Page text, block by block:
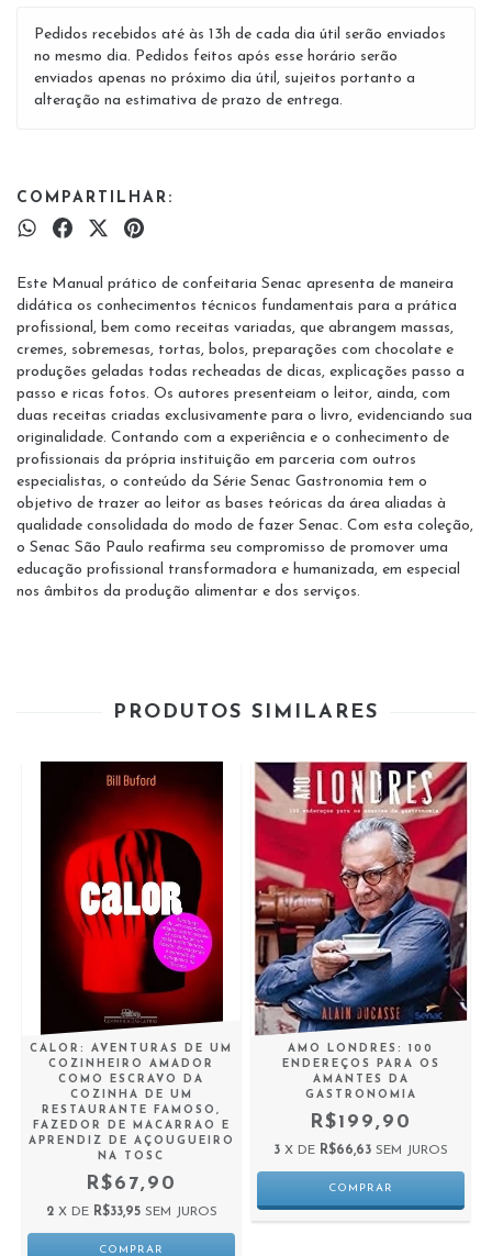
Pedidos recebidos até às 13h de cada dia útil serão enviados
no mesmo dia. Pedidos feitos após esse horário serão
enviados apenas no próximo dia útil, sujeitos portanto a
alteração na estimativa de prazo de entrega.
COMPARTILHAR:
Este Manual prático de confeitaria Senac apresenta de maneira
didática os conhecimentos técnicos fundamentais para a prática
profissional, bem como receitas variadas, que abrangem massas,
cremes, sobremesas, tortas, bolos, preparações com chocolate e
produções geladas todas recheadas de dicas, explicações passo a
passo e ricas fotos. Os autores presenteiam o leitor, ainda, com
duas receitas criadas exclusivamente para o livro, evidenciando sua
originalidade. Contando com a experiência e o conhecimento de
profissionais da própria instituição em parceria com outros
especialistas, o conteúdo da Série Senac Gastronomia tem o
objetivo de trazer ao leitor as bases teóricas da área aliadas à
qualidade consolidada do modo de fazer Senac. Com esta coleção,
o Senac São Paulo reafirma seu compromisso de promover uma
educação profissional transformadora e humanizada, em especial
nos âmbitos da produção alimentar e dos serviços.
PRODUTOS SIMILARES
CALOR: AVENTURAS DE UM
COZINHEIRO AMADOR
COMO ESCRAVO DA
COZINHA DE UM
RESTAURANTE FAMOSO,
FAZEDOR DE MACARRAO E
APRENDIZ DE AÇOUGUEIRO
NA TOSC
R$67,90
2 X DE R$33,95 SEM JUROS
AMO LONDRES: 100
ENDEREÇOS PARA OS
AMANTES DA
GASTRONOMIA
R$199,90
3 X DE R$66,63 SEM JUROS